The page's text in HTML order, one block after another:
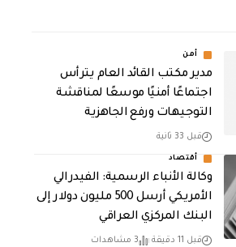
أمن
مدير مكتب القائد العام يترأس
اجتماعًا أمنيًا موسعًا لمناقشة
التوجيهات ورفع الجاهزية
قبل 33 ثانية
أقتصاد
وكالة الأنباء الرسمية: الفيدرالي
الأمريكي أرسل 500 مليون دولار إلى
البنك المركزي العراقي
قبل 11 دقيقة 3 مشاهدات